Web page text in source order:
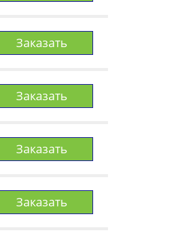
Заказать
Заказать
Заказать
Заказать